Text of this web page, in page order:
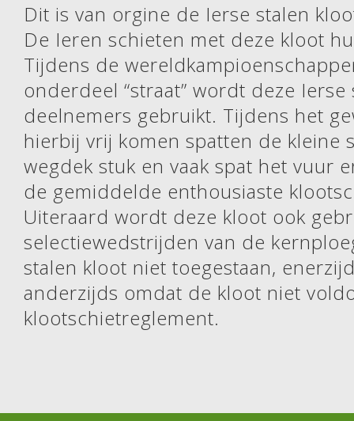
Dit is van orgine de Ierse stalen
De Ieren schieten met deze kloot
Tijdens de
onderdeel “straat” wordt deze
deelnemers gebruikt. Tijdens het
hierbij vrij komen spatten de kleine
wegdek stuk en vaak spat het vuur
de gemiddelde enthousiaste
Uiteraard wordt deze kloot ook
selectiewedstrijden van de
stalen kloot niet toegestaan,
anderzijds omdat de kloot niet
klootschietreglement.